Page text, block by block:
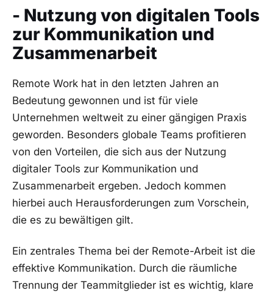
- Nutzung von digitalen Tools
zur Kommunikation und‌
Zusammenarbeit
Remote Work hat in den‌ letzten Jahren an
Bedeutung gewonnen und ist für viele
⁤Unternehmen‌ weltweit ‍zu​ einer gängigen Praxis
geworden.‍ Besonders globale Teams​ profitieren⁤
von den Vorteilen, ​die⁤ sich aus der ⁢Nutzung
digitaler Tools zur Kommunikation ‌und ​
Zusammenarbeit ergeben. Jedoch​ kommen
hierbei ⁢auch ⁤Herausforderungen zum Vorschein,
die es ⁤zu‌ bewältigen gilt.
Ein zentrales ⁤Thema bei ​der Remote-Arbeit ⁤ist die
effektive Kommunikation. ⁢Durch ⁤die räumliche ​
Trennung‍ der Teammitglieder ist es wichtig, klare